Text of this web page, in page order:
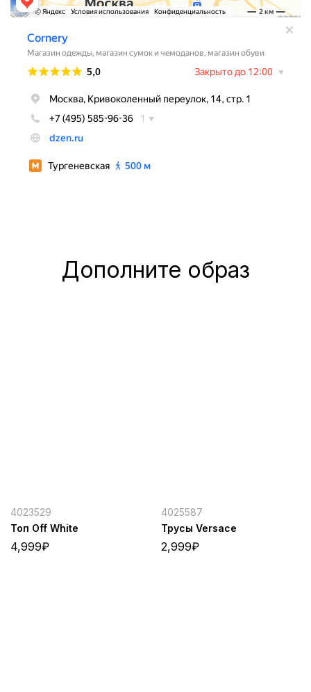
Дополните образ
4023529
Топ Off White
4,999₽
4025587
Трусы Versace
2,999₽